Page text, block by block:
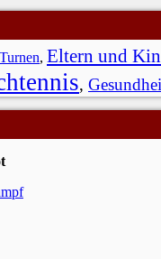
Turnen, Eltern und
,